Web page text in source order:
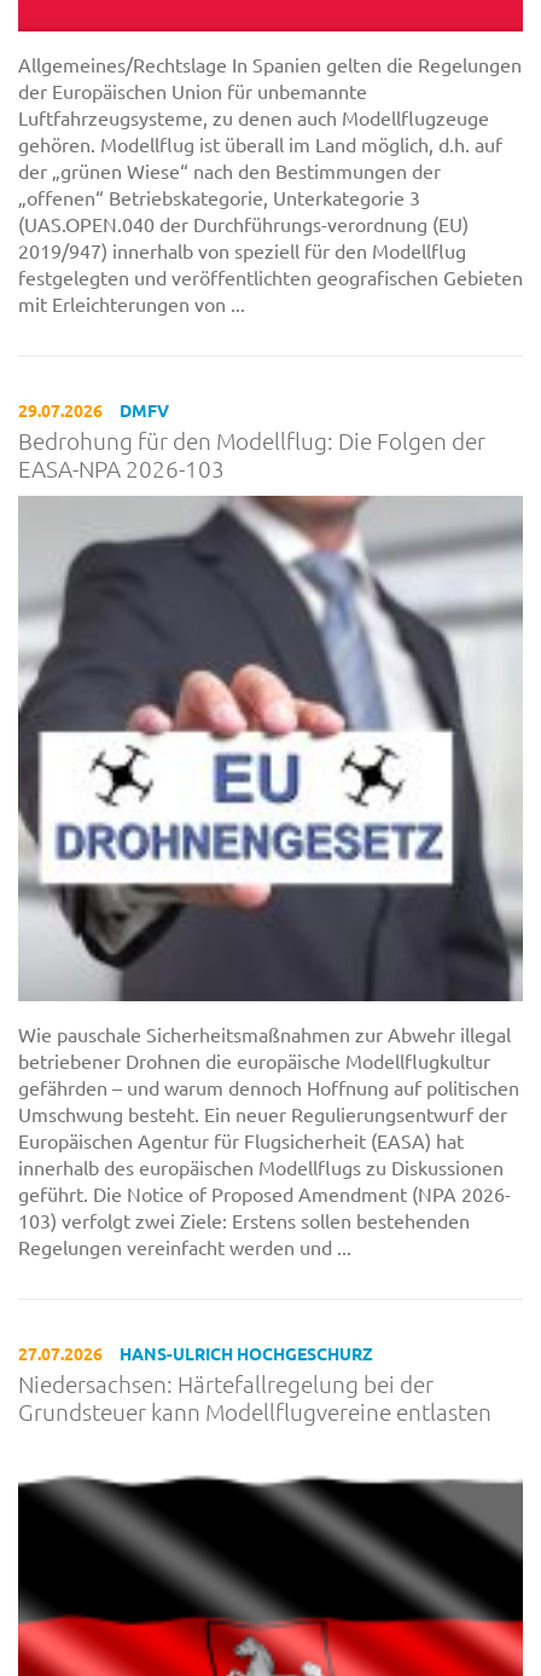
Allgemeines/Rechtslage In Spanien gelten die Regelungen
der Europäischen Union für unbemannte
Luftfahrzeugsysteme, zu denen auch Modellflugzeuge
gehören. Modellflug ist überall im Land möglich, d.h. auf
der „grünen Wiese“ nach den Bestimmungen der
„offenen“ Betriebskategorie, Unterkategorie 3
(UAS.OPEN.040 der Durchführungs-verordnung (EU)
2019/947) innerhalb von speziell für den Modellflug
festgelegten und veröffentlichten geografischen Gebieten
mit Erleichterungen von ...
29.07.2026 DMFV
Bedrohung für den Modellflug: Die Folgen der
EASA-NPA 2026-103
Wie pauschale Sicherheitsmaßnahmen zur Abwehr illegal
betriebener Drohnen die europäische Modellflugkultur
gefährden – und warum dennoch Hoffnung auf politischen
Umschwung besteht. Ein neuer Regulierungsentwurf der
Europäischen Agentur für Flugsicherheit (EASA) hat
innerhalb des europäischen Modellflugs zu Diskussionen
geführt. Die Notice of Proposed Amendment (NPA 2026-
103) verfolgt zwei Ziele: Erstens sollen bestehenden
Regelungen vereinfacht werden und ...
27.07.2026 HANS-ULRICH HOCHGESCHURZ
Niedersachsen: Härtefallregelung bei der
Grundsteuer kann Modellflugvereine entlasten